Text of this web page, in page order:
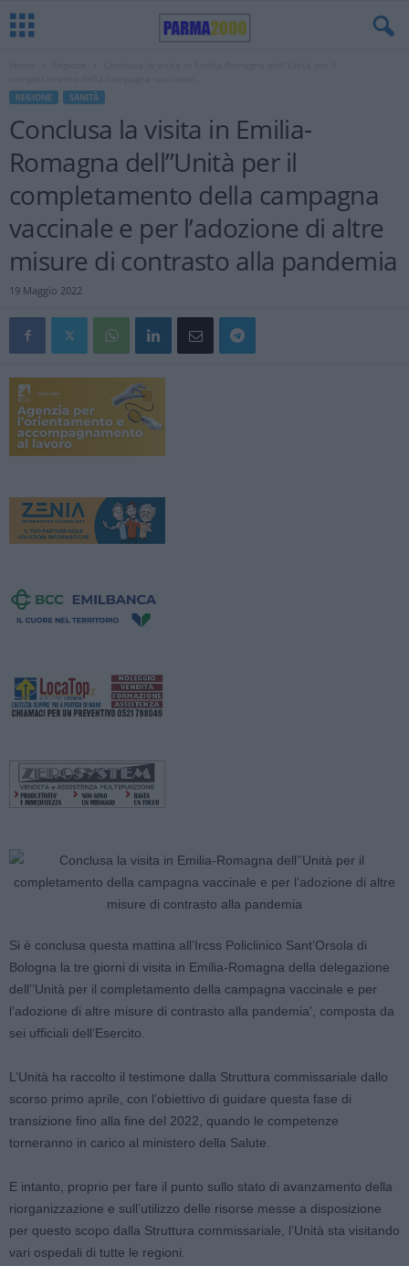
REGIONE SANITÀ
Conclusa la visita in Emilia-
Romagna dell’’Unità per il
completamento della campagna
vaccinale e per l’adozione di altre
misure di contrasto alla pandemia
19 Maggio 2022
Si è conclusa questa mattina all’Ircss Policlinico Sant’Orsola di
Bologna la tre giorni di visita in Emilia-Romagna della delegazione
dell’’Unità per il completamento della campagna vaccinale e per
l’adozione di altre misure di contrasto alla pandemia’, composta da
sei ufficiali dell’Esercito.
L’Unità ha raccolto il testimone dalla Struttura commissariale dallo
scorso primo aprile, con l’obiettivo di guidare questa fase di
transizione fino alla fine del 2022, quando le competenze
torneranno in carico al ministero della Salute.
E intanto, proprio per fare il punto sullo stato di avanzamento della
riorganizzazione e sull’utilizzo delle risorse messe a disposizione
per questo scopo dalla Struttura commissariale, l’Unità sta visitando
vari ospedali di tutte le regioni.